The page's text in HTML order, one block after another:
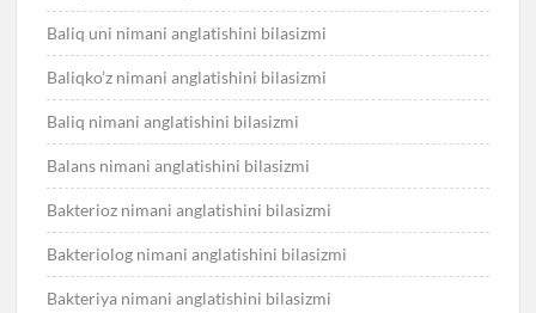
Baliq uni nimani anglatishini bilasizmi
Baliqko’z nimani anglatishini bilasizmi
Baliq nimani anglatishini bilasizmi
Balans nimani anglatishini bilasizmi
Bakterioz nimani anglatishini bilasizmi
Bakteriolog nimani anglatishini bilasizmi
Bakteriya nimani anglatishini bilasizmi